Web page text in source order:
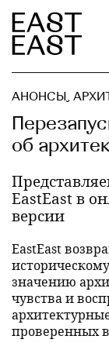
АНОНСЫ,
об
EastEast в
версии
EastEast
значению
чувства и
проверенных